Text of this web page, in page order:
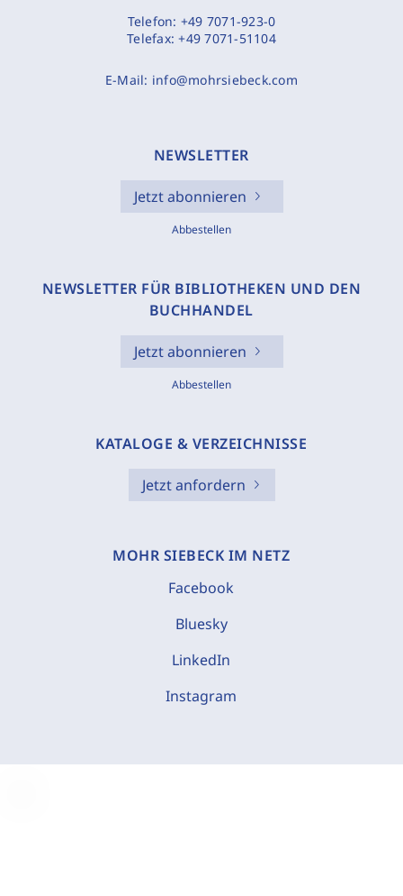
Telefon: +49 7071-923-0
Telefax:+49 7071-51104
E-Mail: info@mohrsiebeck.com
NEWSLETTER
Jetzt abonnieren
Abbestellen
NEWSLETTER FÜR BIBLIOTHEKEN UND DEN
BUCHHANDEL
Jetzt abonnieren
Abbestellen
KATALOGE & VERZEICHNISSE
Jetzt anfordern
MOHR SIEBECK IM NETZ
Facebook
Bluesky
LinkedIn
Instagram